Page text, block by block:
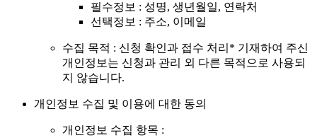
필수정보 : 성명, 생년월일, 연락처
선택정보 : 주소, 이메일
수집 목적 : 신청 확인과 접수 처리* 기재하여 주신
개인정보는 신청과 관리 외 다른 목적으로 사용되
지 않습니다.
개인정보 수집 및 이용에 대한 동의
개인정보 수집 항목 :